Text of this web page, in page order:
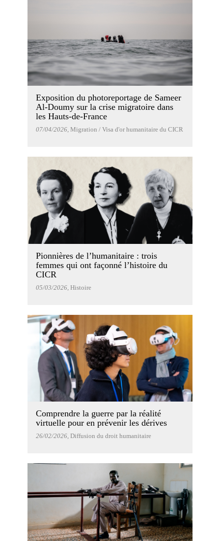
Exposition du photoreportage de Sameer
Al-Doumy sur la crise migratoire dans
les Hauts-de-France
07/04/2026, Migration / Visa d'or humanitaire du CICR
Pionnières de l’humanitaire : trois
femmes qui ont façonné l’histoire du
CICR
05/03/2026, Histoire
Comprendre la guerre par la réalité
virtuelle pour en prévenir les dérives
26/02/2026, Diffusion du droit humanitaire